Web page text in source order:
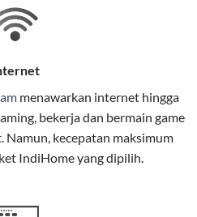
pilihan paket IndiHome
IndiHome juga mencakup TV
) dan telepon rumah dalam
IndiHome
menawarkan internet hingga
bekerja dan bermain game
Namun, kecepatan maksimum
IndiHome yang dipilih.